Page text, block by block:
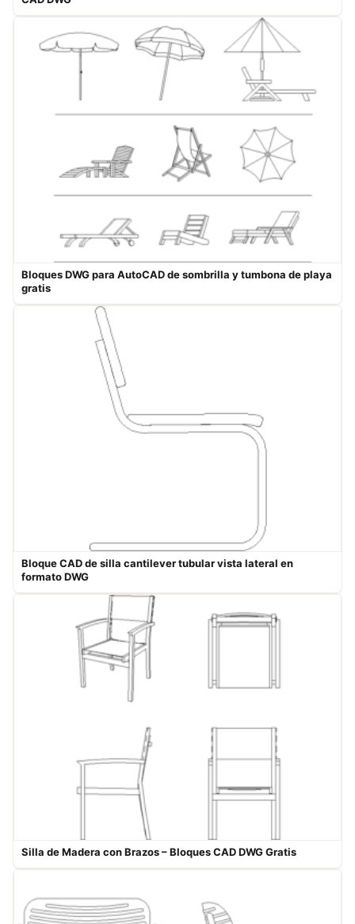
Bloques DWG para AutoCAD de sombrilla y tumbona de playa
gratis
Bloque CAD de silla cantilever tubular vista lateral en
formato DWG
Silla de Madera con Brazos – Bloques CAD DWG Gratis